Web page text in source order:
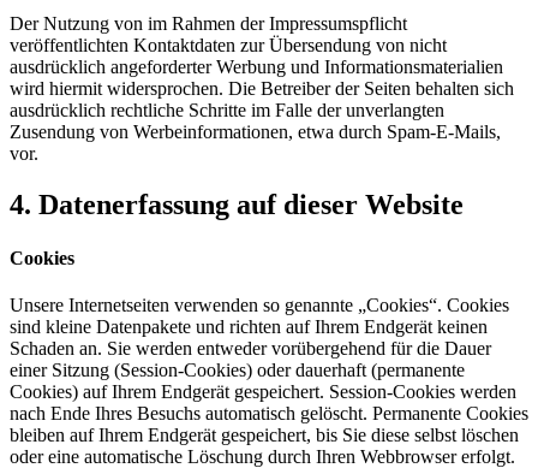
Der Nutzung von im Rahmen der Impressumspflicht
veröffentlichten Kontaktdaten zur Übersendung von nicht
ausdrücklich angeforderter Werbung und Informationsmaterialien
wird hiermit widersprochen. Die Betreiber der Seiten behalten sich
ausdrücklich rechtliche Schritte im Falle der unverlangten
Zusendung von Werbeinformationen, etwa durch Spam-E-Mails,
vor.
4. Datenerfassung auf dieser Website
Cookies
Unsere Internetseiten verwenden so genannte „Cookies“. Cookies
sind kleine Datenpakete und richten auf Ihrem Endgerät keinen
Schaden an. Sie werden entweder vorübergehend für die Dauer
einer Sitzung (Session-Cookies) oder dauerhaft (permanente
Cookies) auf Ihrem Endgerät gespeichert. Session-Cookies werden
nach Ende Ihres Besuchs automatisch gelöscht. Permanente Cookies
bleiben auf Ihrem Endgerät gespeichert, bis Sie diese selbst löschen
oder eine automatische Löschung durch Ihren Webbrowser erfolgt.